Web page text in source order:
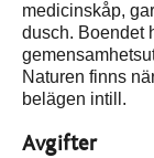
medicinskåp,
dusch. Boendet
Naturen finns
belägen intill.
Avgifter